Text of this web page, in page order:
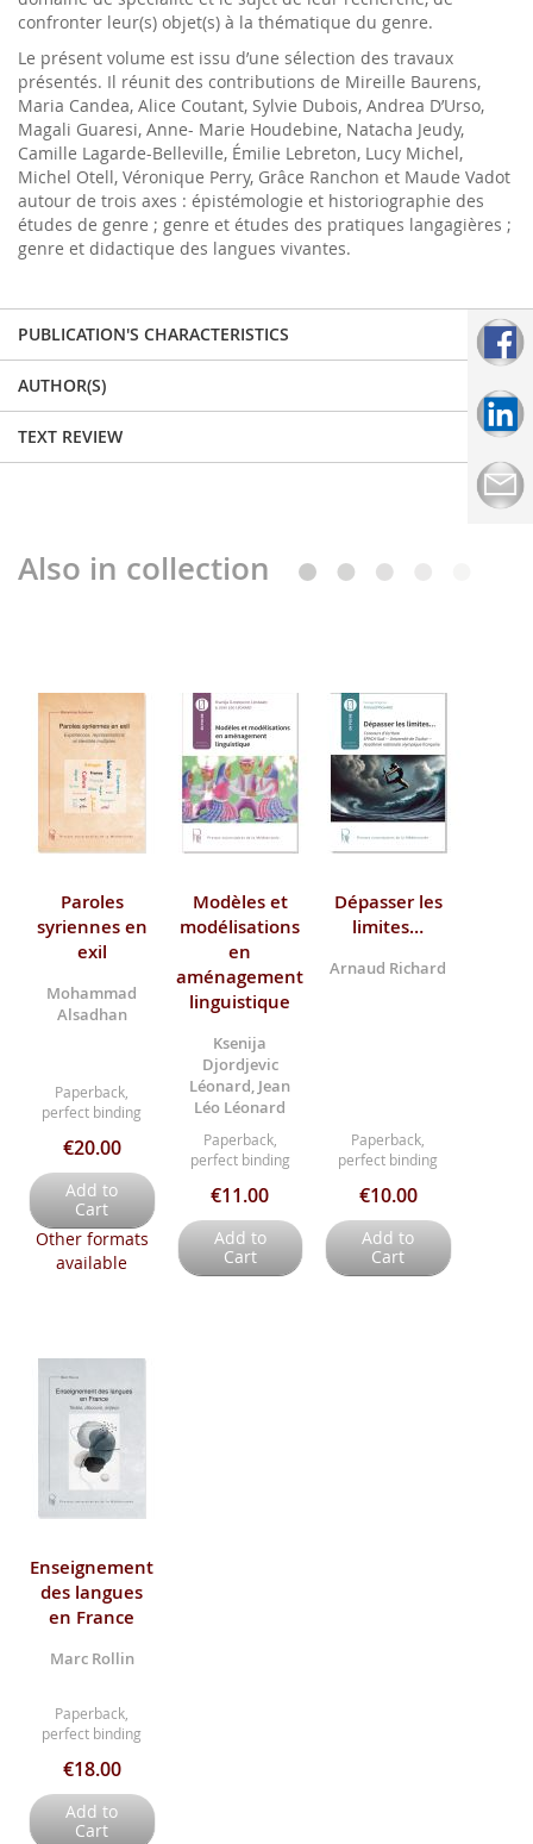
confronter leur(s) objet(s) à la thématique du genre.
Le présent volume est issu d’une sélection des travaux
présentés. Il réunit des contributions de Mireille Baurens,
Maria Candea, Alice Coutant, Sylvie Dubois, Andrea D’Urso,
Magali Guaresi, Anne- Marie Houdebine, Natacha Jeudy,
Camille Lagarde-Belleville, Émilie Lebreton, Lucy Michel,
Michel Otell, Véronique Perry, Grâce Ranchon et Maude Vadot
autour de trois axes : épistémologie et historiographie des
études de genre ; genre et études des pratiques langagières ;
genre et didactique des langues vivantes.
PUBLICATION'S CHARACTERISTICS
AUTHOR(S)
TEXT REVIEW
Also in collection
Paroles
syriennes en
exil
Mohammad
Alsadhan
Paperback,
perfect binding
€20.00
Add to
Cart
Other formats
available
Modèles et
modélisations
en
aménagement
linguistique
Ksenija
Djordjevic
Léonard, Jean
Léo Léonard
Paperback,
perfect binding
€11.00
Add to
Cart
Dépasser les
limites…
Arnaud Richard
Paperback,
perfect binding
€10.00
Add to
Cart
Enseignement
des langues
en France
Marc Rollin
Paperback,
perfect binding
€18.00
Add to
Cart